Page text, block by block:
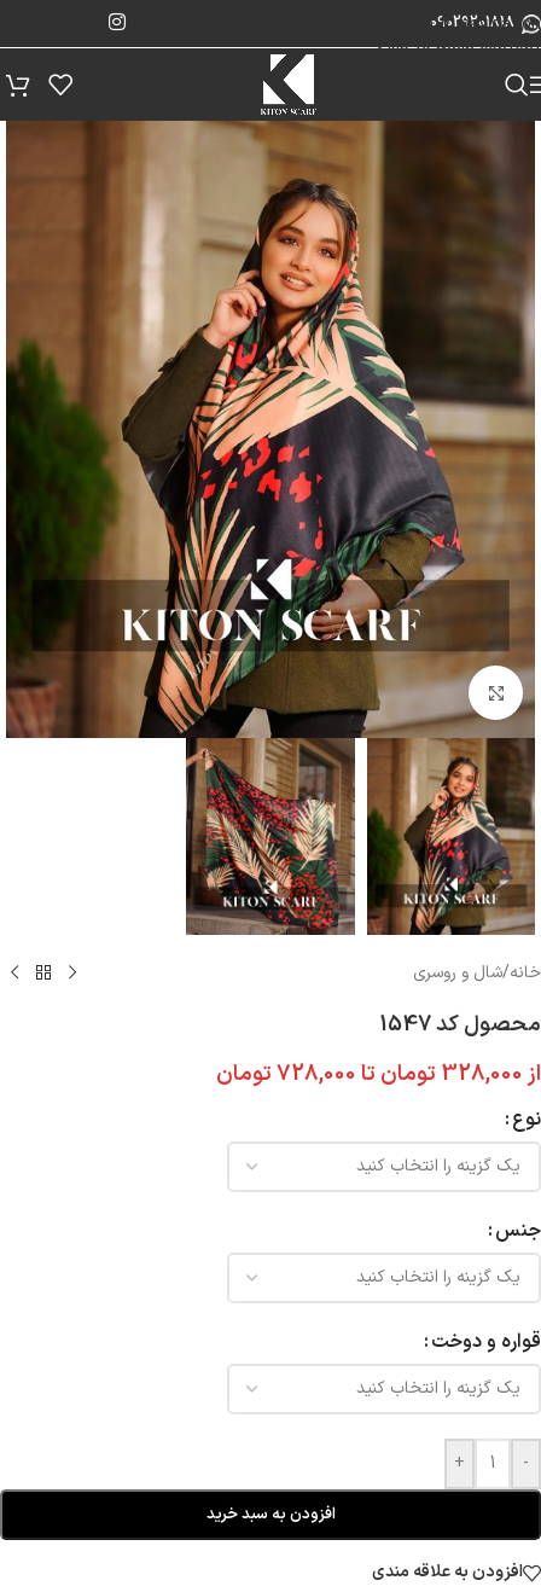
Skip to navigation
Skip to main content
09029201818
بزرگنمایی تصویر
خانه/شال و روسری
محصول کد 1547
از 328,000 تومان تا 728,000تومان
نوع
جنس
قواره و دوخت
-
+
افزودن به سبد خرید
افزودن به علاقه مندی